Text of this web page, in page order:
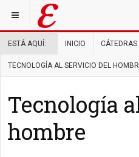
ESTÁ AQUÍ: INICIO CÁTEDRAS
TECNOLOGÍA AL SERVICIO DEL
Tecnología
hombre